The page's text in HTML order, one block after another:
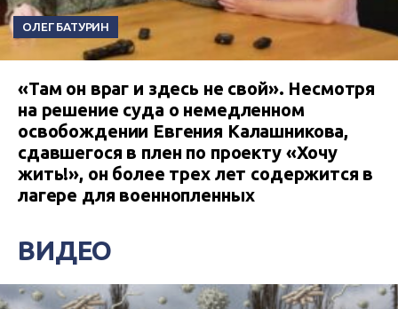
ОЛЕГ БАТУРИН
«Там он враг и здесь не свой». Несмотря
на решение суда о немедленном
освобождении Евгения Калашникова,
сдавшегося в плен по проекту «Хочу
жить!», он более трех лет содержится в
лагере для военнопленных
ВИДЕО